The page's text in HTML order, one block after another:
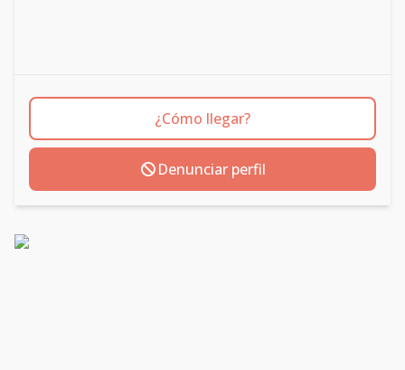
¿Cómo llegar?
Denunciar perfil